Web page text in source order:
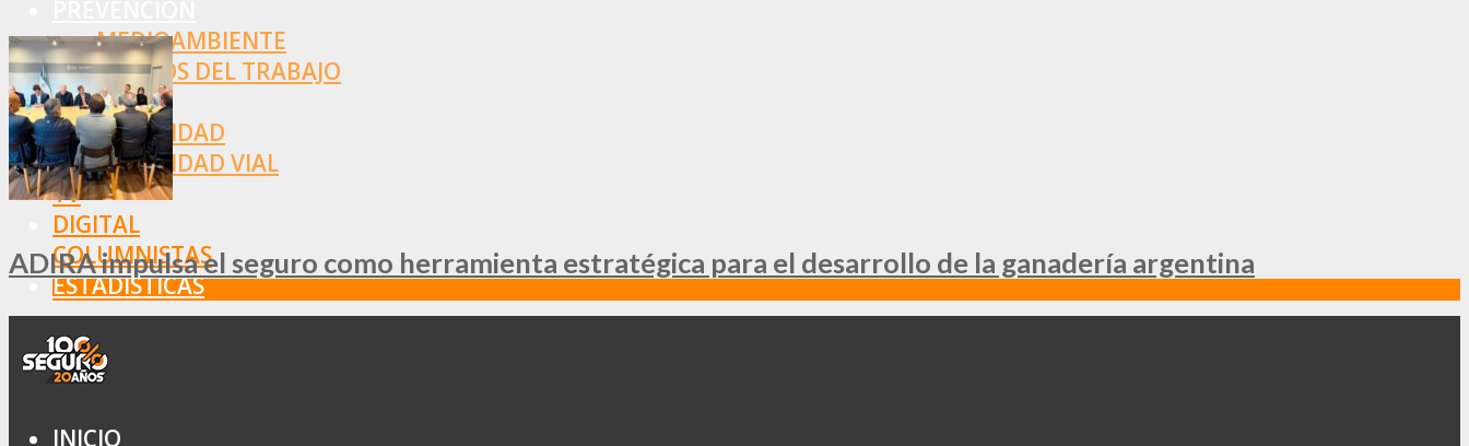
MEDIOAMBIENTE
RIESGOS DEL TRABAJO
SALUD
SEGURIDAD
SEGURIDAD VIAL
TV
DIGITAL
COLUMNISTAS
ESTADÍSTICAS
ADIRA impulsa el seguro como herramienta estratégica para el desarrollo de la ganadería argentina
INICIO